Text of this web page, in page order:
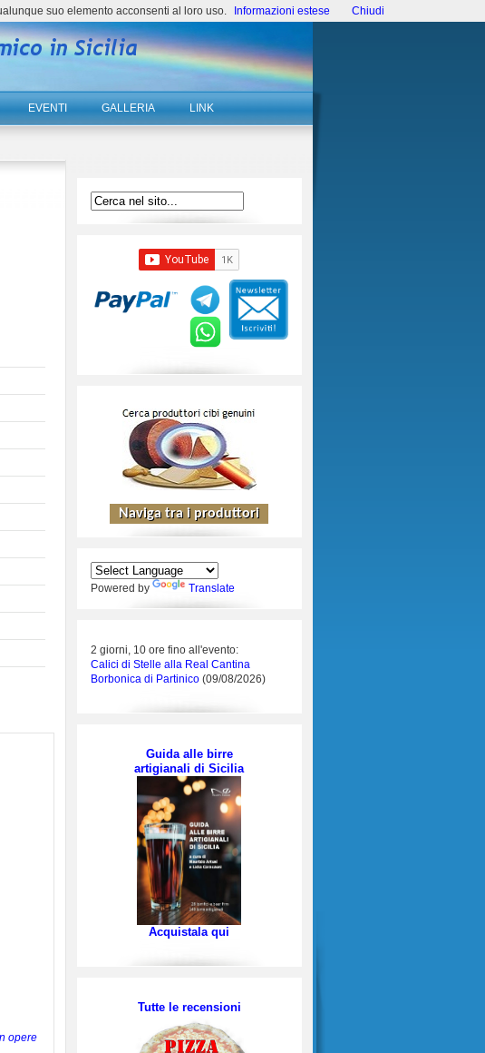
EVENTI GALLERIA LINK
opere
Powered by Translate
2 giorni, 10 ore fino all'evento:
Calici di Stelle alla Real Cantina
Borbonica di Partinico (09/08/2026)
Guida alle birre
artigianali di Sicilia
Acquistala qui
Tutte le recensioni
suo elemento acconsenti al loro uso. Informazioni estese Chiudi